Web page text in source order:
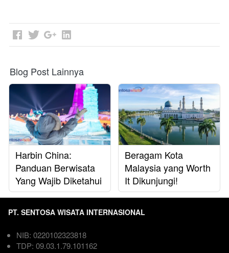
Blog Post Lainnya
Harbin China:
Panduan Berwisata
Yang Wajib Diketahui
Beragam Kota
Malaysia yang Worth
It Dikunjungi!
PT. SENTOSA WISATA INTERNASIONAL
NIB: 0220102323818
TDP: 09.03.1.79.101162